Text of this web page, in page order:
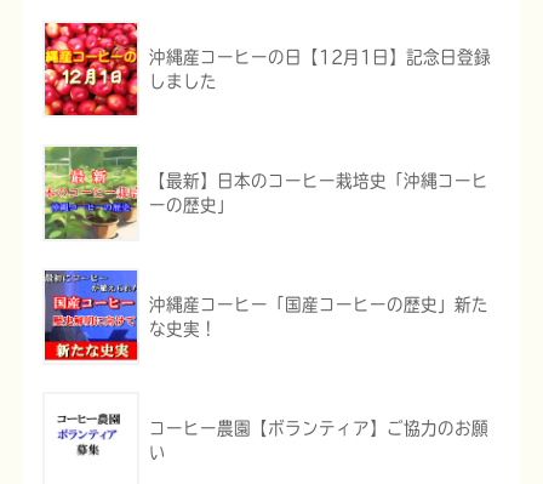
沖縄産コーヒーの日【12月1日】記念日登録
しました
【最新】日本のコーヒー栽培史「沖縄コーヒ
ーの歴史」
沖縄産コーヒー「国産コーヒーの歴史」新た
な史実！
コーヒー農園【ボランティア】ご協力のお願
い